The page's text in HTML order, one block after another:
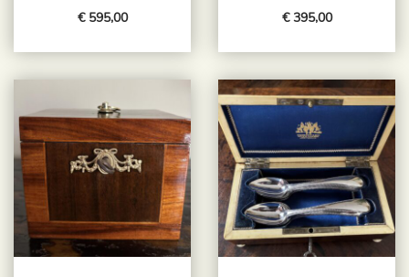
€ 595,00 € 395,00